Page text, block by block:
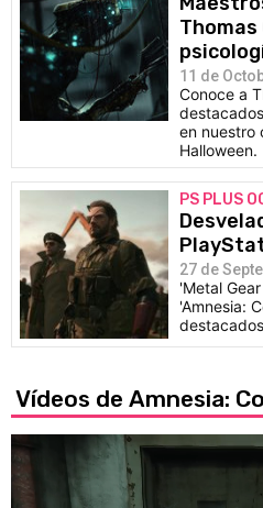
Thomas
11 de
Conoce a
en nuestro
Halloween.
PS PLUS
27 de
'Metal
'Amnesia:
Vídeos de Amnesia: